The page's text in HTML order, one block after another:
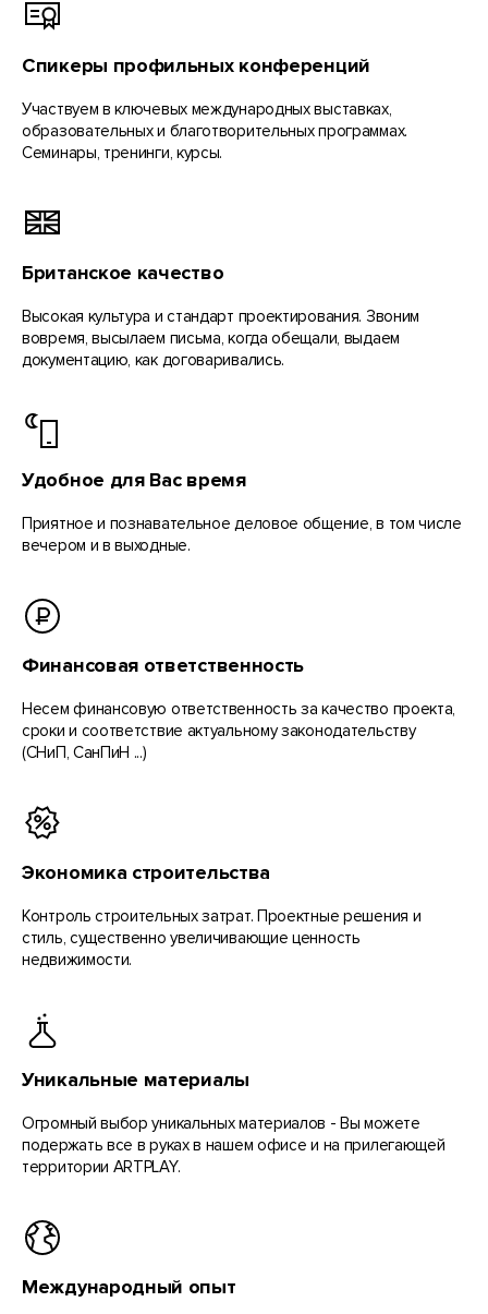
Спикеры профильных конференций
Участвуем в ключевых международных выставках,
образовательных и благотворительных программах.
Семинары, тренинги, курсы.
Британское качество
Высокая культура и стандарт проектирования. Звоним
вовремя, высылаем письма, когда обещали, выдаем
документацию, как договаривались.
Удобное для Вас время
Приятное и познавательное деловое общение, в том числе
вечером и в выходные.
Финансовая ответственность
Несем финансовую ответственность за качество проекта,
сроки и соответствие актуальному законодательству
(СНиП, СанПиН ...)
Экономика строительства
Контроль строительных затрат. Проектные решения и
стиль, существенно увеличивающие ценность
недвижимости.
Уникальные материалы
Огромный выбор уникальных материалов - Вы можете
подержать все в руках в нашем офисе и на прилегающей
территории ARTPLAY.
Международный опыт